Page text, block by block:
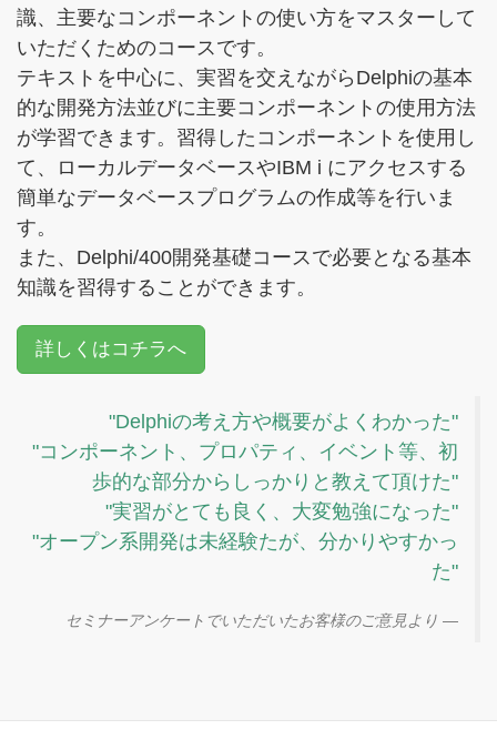
識、主要なコンポーネントの使い方をマスターして
いただくためのコースです。
テキストを中心に、実習を交えながらDelphiの基本
的な開発方法並びに主要コンポーネントの使用方法
が学習できます。習得したコンポーネントを使用し
て、ローカルデータベースやIBM i にアクセスする
簡単なデータベースプログラムの作成等を行いま
す。
また、Delphi/400開発基礎コースで必要となる基本
知識を習得することができます。
詳しくはコチラへ
"Delphiの考え方や概要がよくわかった"
"コンポーネント、プロパティ、イベント等、初
歩的な部分からしっかりと教えて頂けた"
"実習がとても良く、大変勉強になった"
"オープン系開発は未経験たが、分かりやすかっ
た"
セミナーアンケートでいただいたお客様のご意見より